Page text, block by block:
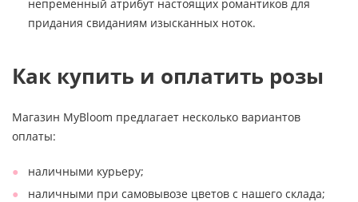
непременный атрибут настоящих романтиков для
придания свиданиям изысканных ноток.
Как купить и оплатить розы
Магазин MyBloom предлагает несколько вариантов
оплаты:
наличными курьеру;
наличными при самовывозе цветов с нашего склада;